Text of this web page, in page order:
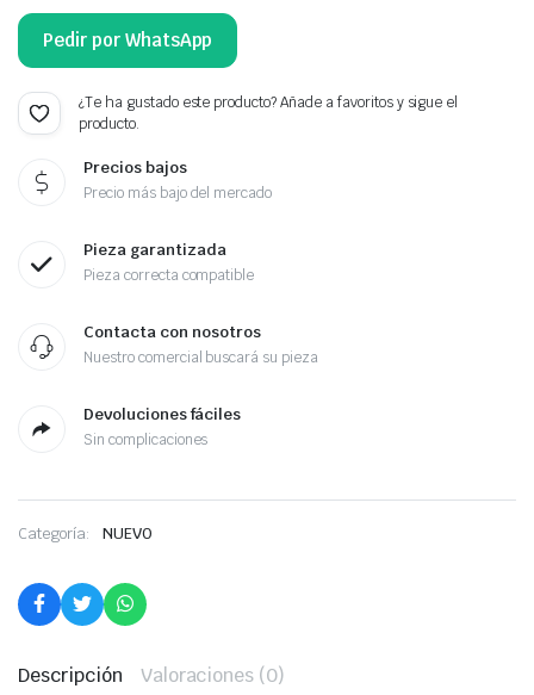
Pedir por WhatsApp
¿Te ha gustado este producto? Añade a favoritos y sigue el
producto.
Precios bajos
Precio más bajo del mercado
Pieza garantizada
Pieza correcta compatible
Contacta con nosotros
Nuestro comercial buscará su pieza
Devoluciones fáciles
Sin complicaciones
Categoría: NUEVO
Descripción Valoraciones (0)